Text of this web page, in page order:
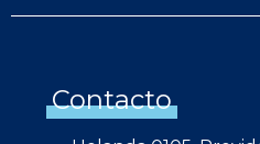
Contacto